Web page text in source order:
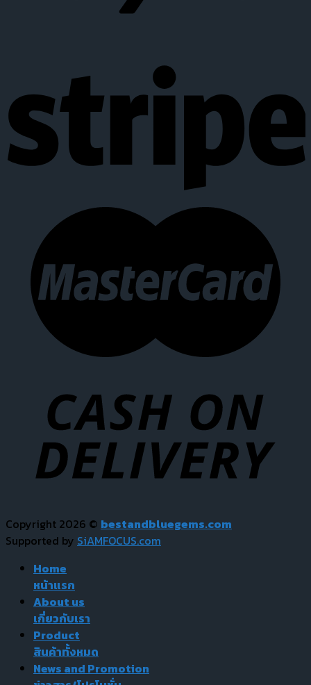
Copyright 2026 © bestandbluegems.com
Supported by SiAMFOCUS.com
Home
หน้าแรก
About us
เกี่ยวกับเรา
Product
สินค้าทั้งหมด
News and Promotion